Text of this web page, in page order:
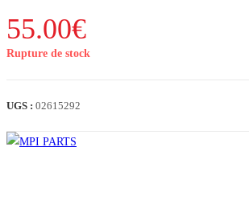
55.00€
Rupture de stock
UGS : 02615292